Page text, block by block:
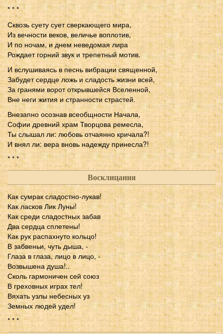
* * *
Сквозь суету сует сверкающего мира,
Из вечности веков, величье воплотив,
И по ночам, и днем неведомая лира
Рождает горний звук и трепетный мотив.
И вслушиваясь в песнь вибрации священной,
Забудет сердце ложь и сладость жизни всей,
За гранями ворот открывшейся Вселенной,
Вне неги жития и странности страстей.
Внезапно осознав всеобщности Начала,
Софии древний храм Творцова ремесла,
Ты слышал ли: любовь отчаянно кричала?!
И внял ли: вера вновь надежду принесла?!
* * *
Восклицания
Как сумрак сладостно-лукав!
Как ласков Лик Луны!
Как среди сладостных забав
Два сердца сплетены!
Как рук распахнуто кольцо!
В забвеньи, чуть дыша, -
Глаза в глаза, лицо в лицо, -
Возвышена душа!..
Сколь гармоничен сей союз
В греховных играх тел!
Вяхать узлы небесных уз
Земных людей удел!
* * *